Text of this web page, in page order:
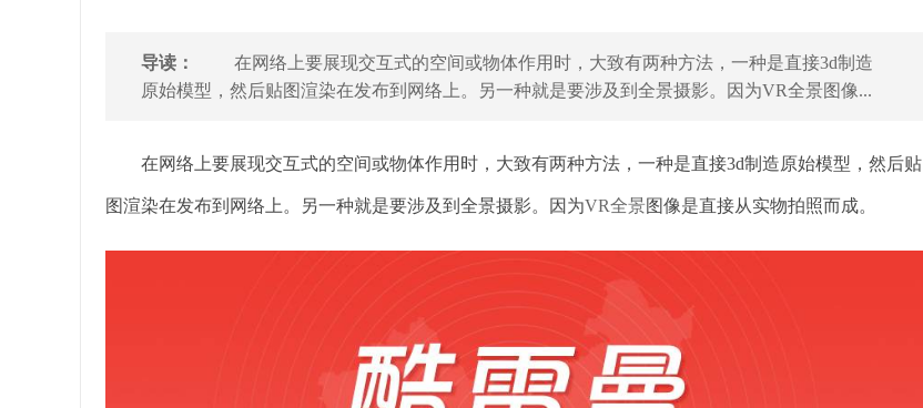
导读：
在网络上要展现交互式的空间或物体作用时，大致有两种方法，一种是直接3d制造
原始模型，然后贴图渲染在发布到网络上。另一种就是要涉及到全景摄影。因为VR全景图像...
在网络上要展现交互式的空间或物体作用时，大致有两种方法，一种是直接3d制造原始模型，然后贴
图渲染在发布到网络上。另一种就是要涉及到全景摄影。因为VR全景图像是直接从实物拍照而成。